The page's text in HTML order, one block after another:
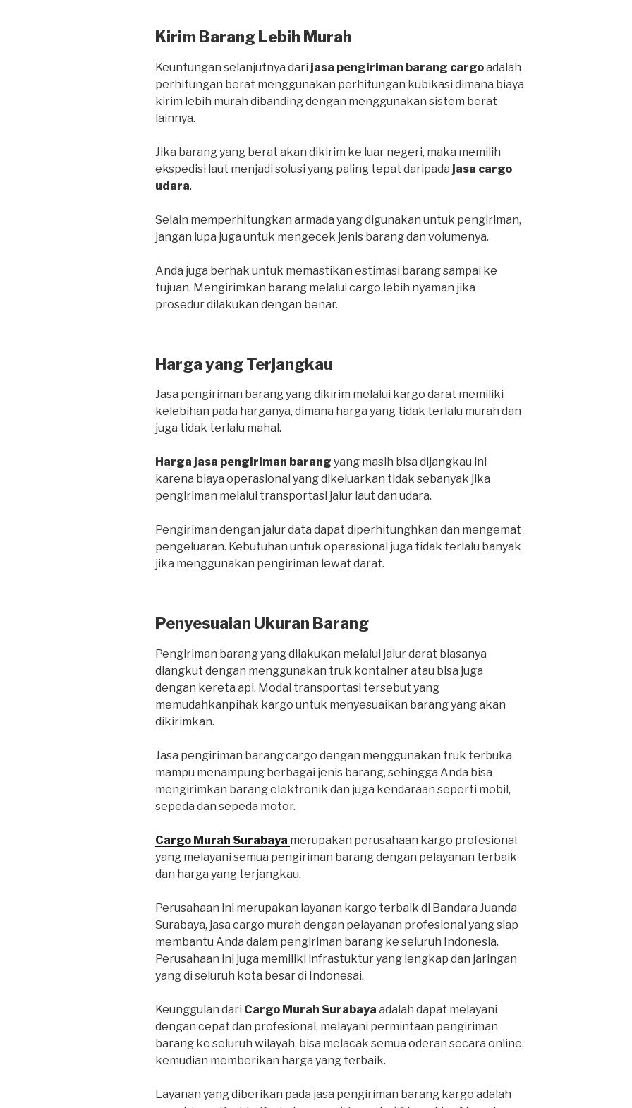
Kirim Barang Lebih Murah
Keuntungan selanjutnya dari jasa pengiriman barang cargoadalah
perhitungan berat menggunakan perhitungan kubikasi dimana biaya
kirim lebih murah dibanding dengan menggunakan sistem berat
lainnya.
Jika barang yang berat akan dikirim ke luar negeri, maka memilih
ekspedisi laut menjadi solusi yang paling tepat daripada jasa cargo
udara.
Selain memperhitungkan armada yang digunakan untuk pengiriman,
jangan lupa juga untuk mengecek jenis barang dan volumenya.
Anda juga berhak untuk memastikan estimasi barang sampai ke
tujuan. Mengirimkan barang melalui cargo lebih nyaman jika
prosedur dilakukan dengan benar.
Harga yang Terjangkau
Jasa pengiriman barang yang dikirim melalui kargo darat memiliki
kelebihan pada harganya, dimana harga yang tidak terlalu murah dan
juga tidak terlalu mahal.
Harga jasa pengiriman barang yang masih bisa dijangkau ini
karena biaya operasional yang dikeluarkan tidak sebanyak jika
pengiriman melalui transportasi jalur laut dan udara.
Pengiriman dengan jalur data dapat diperhitunghkan dan mengemat
pengeluaran. Kebutuhan untuk operasional juga tidak terlalu banyak
jika menggunakan pengiriman lewat darat.
Penyesuaian Ukuran Barang
Pengiriman barang yang dilakukan melalui jalur darat biasanya
diangkut dengan menggunakan truk kontainer atau bisa juga
dengan kereta api. Modal transportasi tersebut yang
memudahkanpihak kargo untuk menyesuaikan barang yang akan
dikirimkan.
Jasa pengiriman barang cargo dengan menggunakan truk terbuka
mampu menampung berbagai jenis barang, sehingga Anda bisa
mengirimkan barang elektronik dan juga kendaraan seperti mobil,
sepeda dan sepeda motor.
Cargo Murah Surabaya merupakan perusahaan kargo profesional
yang melayani semua pengiriman barang dengan pelayanan terbaik
dan harga yang terjangkau.
Perusahaan ini merupakan layanan kargo terbaik di Bandara Juanda
Surabaya, jasa cargo murah dengan pelayanan profesional yang siap
membantu Anda dalam pengiriman barang ke seluruh Indonesia.
Perusahaan ini juga memiliki infrastuktur yang lengkap dan jaringan
yang di seluruh kota besar di Indonesai.
Keunggulan dari Cargo Murah Surabaya adalah dapat melayani
dengan cepat dan profesional, melayani permintaan pengiriman
barang ke seluruh wilayah, bisa melacak semua oderan secara online,
kemudian memberikan harga yang terbaik.
Layanan yang diberikan pada jasa pengiriman barang kargo adalah